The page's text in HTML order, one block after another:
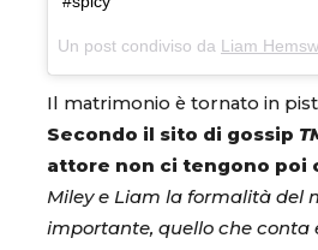
Un post condiviso da Liam
Il matrimonio è tornato in
Secondo il sito di gossip
attore non ci tengono poi
Miley e Liam la formalità del
importante, quello che conta